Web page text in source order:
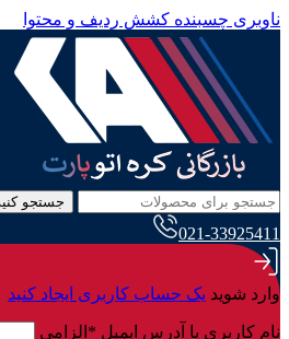
ناوبری چسبنده کشش ردیف و محتوا
جستجو
021-33925411
وارد شوید یک حساب کاربری ایجاد کنید
نام کاربری یا آدرس ایمیل * الزامی